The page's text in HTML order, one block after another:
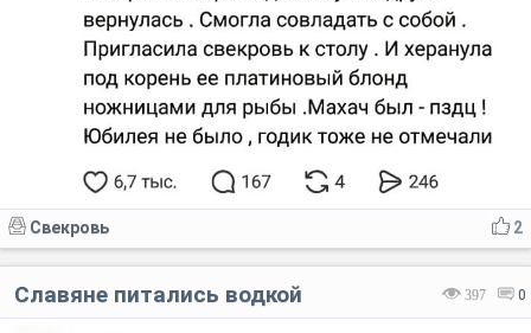
2
Свекровь
397 0
Славяне питались водкой